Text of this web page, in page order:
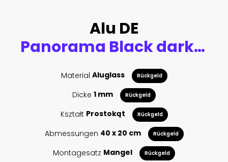
Alu DE
Panorama Black dark grey Checker Plate abstract floor metal stanless background stainless pattern surface. wild picture
Material Aluglass Rückgeld
Dicke 1 mm Rückgeld
Kształt Prostokąt Rückgeld
Abmessungen 40 x 20 cm Rückgeld
Montagesatz Mangel Rückgeld